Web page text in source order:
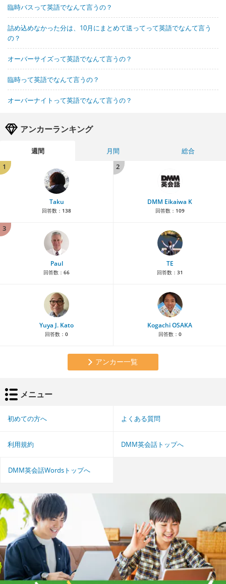
臨時バスって英語でなんて言うの？
詰め込めなかった分は、10月にまとめて送ってって英語でなんて言う
の？
オーバーサイズって英語でなんて言うの？
臨時って英語でなんて言うの？
オーバーナイトって英語でなんて言うの？
アンカーランキング
週間 月間
総合
1
Taku
回答数： 138
2
DMM Eikaiwa K
回答数： 109
3
Paul
回答数： 66
TE
回答数： 31
Yuya J. Kato
回答数： 0
Kogachi OSAKA
回答数： 0
アンカー一覧
メニュー
初めての方へ よくある質問
利用規約 DMM英会話トップへ
DMM英会話Wordsトップへ